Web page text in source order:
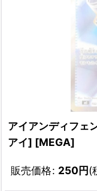
アイアンディフェ
アイ] [MEGA]
販売価格: 250円(